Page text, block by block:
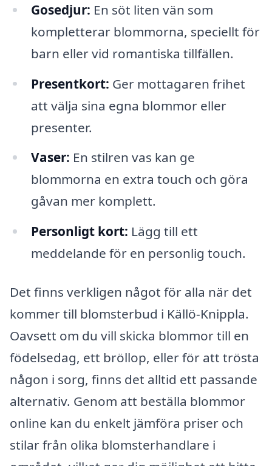
Gosedjur: En söt liten vän som
kompletterar blommorna, speciellt för
barn eller vid romantiska tillfällen.
Presentkort: Ger mottagaren frihet
att välja sina egna blommor eller
presenter.
Vaser: En stilren vas kan ge
blommorna en extra touch och göra
gåvan mer komplett.
Personligt kort: Lägg till ett
meddelande för en personlig touch.
Det finns verkligen något för alla när det
kommer till blomsterbud i Källö-Knippla.
Oavsett om du vill skicka blommor till en
födelsedag, ett bröllop, eller för att trösta
någon i sorg, finns det alltid ett passande
alternativ. Genom att beställa blommor
online kan du enkelt jämföra priser och
stilar från olika blomsterhandlare i